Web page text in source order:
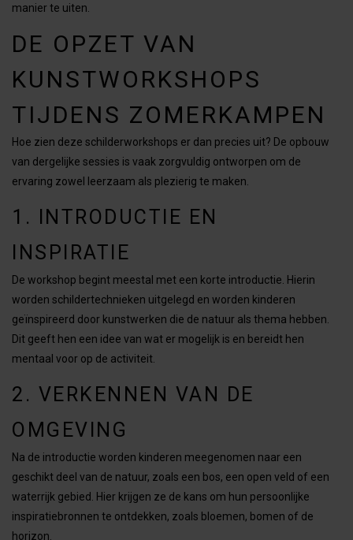
manier te uiten.
DE OPZET VAN
KUNSTWORKSHOPS
TIJDENS ZOMERKAMPEN
Hoe zien deze schilderworkshops er dan precies uit? De opbouw
van dergelijke sessies is vaak zorgvuldig ontworpen om de
ervaring zowel leerzaam als plezierig te maken.
1. INTRODUCTIE EN
INSPIRATIE
De workshop begint meestal met een korte introductie. Hierin
worden schildertechnieken uitgelegd en worden kinderen
geïnspireerd door kunstwerken die de natuur als thema hebben.
Dit geeft hen een idee van wat er mogelijk is en bereidt hen
mentaal voor op de activiteit.
2. VERKENNEN VAN DE
OMGEVING
Na de introductie worden kinderen meegenomen naar een
geschikt deel van de natuur, zoals een bos, een open veld of een
waterrijk gebied. Hier krijgen ze de kans om hun persoonlijke
inspiratiebronnen te ontdekken, zoals bloemen, bomen of de
horizon.